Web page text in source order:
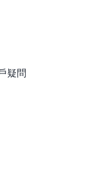
疑問